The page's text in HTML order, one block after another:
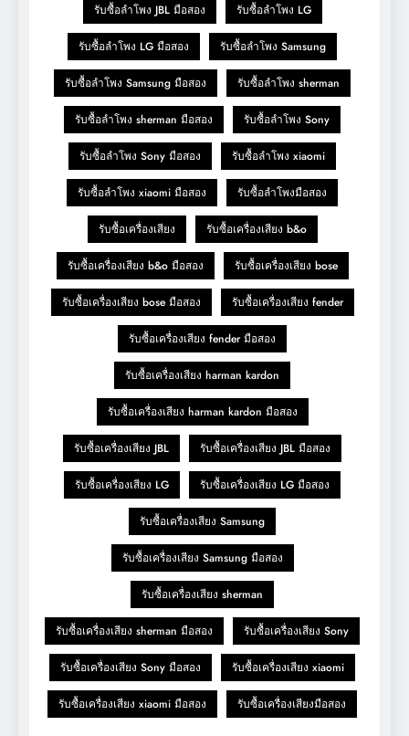
รับซื้อลำโพง JBL มือสอง รับซื้อลำโพง LG
รับซื้อลำโพง LG มือสอง รับซื้อลำโพง Samsung
รับซื้อลำโพง Samsung มือสอง รับซื้อลำโพง sherman
รับซื้อลำโพง sherman มือสอง รับซื้อลำโพง Sony
รับซื้อลำโพง Sony มือสอง รับซื้อลำโพง xiaomi
รับซื้อลำโพง xiaomi มือสอง รับซื้อลำโพงมือสอง
รับซื้อเครื่องเสียง รับซื้อเครื่องเสียง b&o
รับซื้อเครื่องเสียง b&o มือสอง รับซื้อเครื่องเสียง bose
รับซื้อเครื่องเสียง bose มือสอง รับซื้อเครื่องเสียง fender
รับซื้อเครื่องเสียง fender มือสอง
รับซื้อเครื่องเสียง harman kardon
รับซื้อเครื่องเสียง harman kardon มือสอง
รับซื้อเครื่องเสียง JBL รับซื้อเครื่องเสียง JBL มือสอง
รับซื้อเครื่องเสียง LG รับซื้อเครื่องเสียง LG มือสอง
รับซื้อเครื่องเสียง Samsung
รับซื้อเครื่องเสียง Samsung มือสอง
รับซื้อเครื่องเสียง sherman
รับซื้อเครื่องเสียง sherman มือสอง รับซื้อเครื่องเสียง Sony
รับซื้อเครื่องเสียง Sony มือสอง รับซื้อเครื่องเสียง xiaomi
รับซื้อเครื่องเสียง xiaomi มือสอง รับซื้อเครื่องเสียงมือสอง